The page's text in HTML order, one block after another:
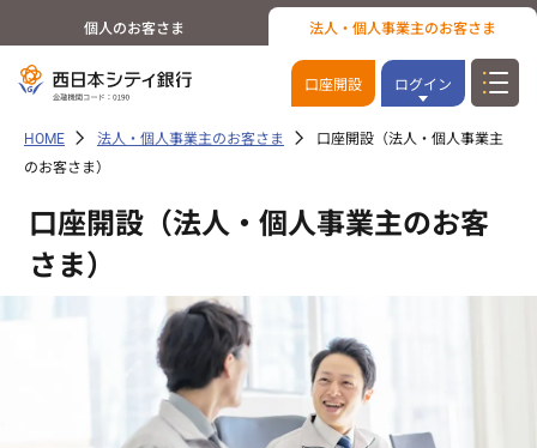
個人のお客さま 法人・個人事業主のお客さま
口座開設 ログイン
HOME 法人・個人事業主のお客さま
口座開設（法人・個人事業主
のお客さま）
口座開設（法人・個人事業主のお客
さま）